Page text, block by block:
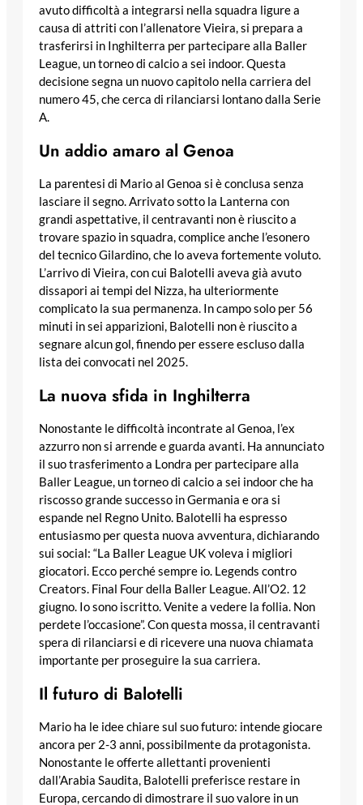
avuto difficoltà a integrarsi nella squadra ligure a
causa di attriti con l’allenatore Vieira, si prepara a
trasferirsi in Inghilterra per partecipare alla Baller
League, un torneo di calcio a sei indoor. Questa
decisione segna un nuovo capitolo nella carriera del
numero 45, che cerca di rilanciarsi lontano dalla Serie
A.
Un addio amaro al Genoa
La parentesi di Mario al Genoa si è conclusa senza
lasciare il segno. Arrivato sotto la Lanterna con
grandi aspettative, il centravanti non è riuscito a
trovare spazio in squadra, complice anche l’esonero
del tecnico Gilardino, che lo aveva fortemente voluto.
L’arrivo di Vieira, con cui Balotelli aveva già avuto
dissapori ai tempi del Nizza, ha ulteriormente
complicato la sua permanenza. In campo solo per 56
minuti in sei apparizioni, Balotelli non è riuscito a
segnare alcun gol, finendo per essere escluso dalla
lista dei convocati nel 2025.
La nuova sfida in Inghilterra
Nonostante le difficoltà incontrate al Genoa, l’ex
azzurro non si arrende e guarda avanti. Ha annunciato
il suo trasferimento a Londra per partecipare alla
Baller League, un torneo di calcio a sei indoor che ha
riscosso grande successo in Germania e ora si
espande nel Regno Unito. Balotelli ha espresso
entusiasmo per questa nuova avventura, dichiarando
sui social: “La Baller League UK voleva i migliori
giocatori. Ecco perché sempre io. Legends contro
Creators. Final Four della Baller League. All’O2. 12
giugno. Io sono iscritto. Venite a vedere la follia. Non
perdete l’occasione”. Con questa mossa, il centravanti
spera di rilanciarsi e di ricevere una nuova chiamata
importante per proseguire la sua carriera.
Il futuro di Balotelli
Mario ha le idee chiare sul suo futuro: intende giocare
ancora per 2-3 anni, possibilmente da protagonista.
Nonostante le offerte allettanti provenienti
dall’Arabia Saudita, Balotelli preferisce restare in
Europa, cercando di dimostrare il suo valore in un